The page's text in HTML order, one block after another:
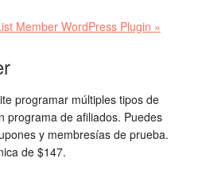
Member WordPress Plugin »
programar múltiples tipos de
programa de afiliados. Puedes
y membresías de prueba.
de $147.